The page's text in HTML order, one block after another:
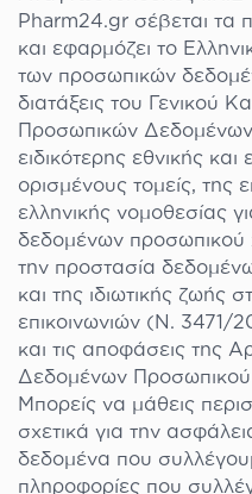
Pharm24.gr σέβεται τα
και εφαρμόζει το
των προσωπικών
διατάξεις του Γενικού
Προσωπικών
ειδικότερης εθνικής
ορισμένους τομείς, της
ελληνικής νομοθεσίας
δεδομένων προσωπικού
την προστασία
και της ιδιωτικής ζωής
επικοινωνιών (Ν. 3471/
και τις αποφάσεις της
Δεδομένων
Μπορείς να μάθεις
σχετικά για την
δεδομένα που
πληροφορίες που